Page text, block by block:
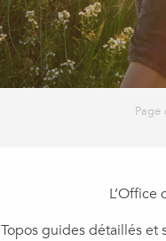
Page
L’Office
Topos guides détaillés et